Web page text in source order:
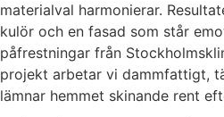
materialval harmonierar.
kulör och en fasad som står
påfrestningar från
projekt arbetar vi dammfattigt,
lämnar hemmet skinande rent